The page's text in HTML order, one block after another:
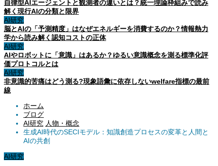
自律型AIエージェントと観測者の違いとは？統一理論枠組みで読み
解く現行AIの分類と限界
AI研究
脳とAIの「予測精度」はなぜエネルギーを消費するのか？情報熱力
学から読み解く認知コストの正体
AI研究
AIやロボットに「意識」はあるか？ゆるい意識概念を測る標準化評
価プロトコルとは
AI研究
非意識的苦痛はどう測る?現象語彙に依存しないwelfare指標の最前
線
ホーム
ブログ
AI研究 人物・概念
生成AI時代のSECIモデル：知識創造プロセスの変革と人間と
AIの共創
AI研究